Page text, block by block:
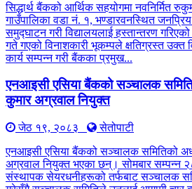
सिद्धार्थ बैंकको आर्थिक सहयोगमा नवनिर्मित
गाउँपालिका वडा नं. १, भण्डारवनस्थित
समुद्घाटन गरी विद्यालयलाई हस्तान्तरण
गते गएको विनाशकारी भूकम्पले क्षतिग्रस्त उक्त
कार्य सम्पन्न गरी बैंकका प्रमुख...
एनआइसी एसिया बैंकको सञ्चालक
कुमार अग्रवाल नियुक्त
जेठ १९, २०८३
सेतोपाटी
एनआइसी एसिया बैंकको सञ्चालक समितिको
अग्रवाल नियुक्त भएका छन्। सोमबार सम्पन्न
संस्थापक सेयरधनीहरूको तर्फबाट सञ्चालक